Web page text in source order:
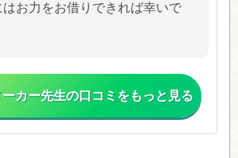
お力をお借りできれば幸いで
カー先生の口コミをもっと見る